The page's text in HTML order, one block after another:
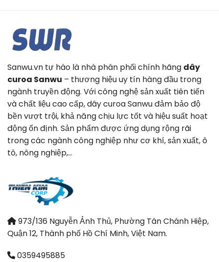
Sanwu.vn tự hào là nhà phân phối chính hãng dây
curoa Sanwu – thương hiệu uy tín hàng đầu trong
ngành truyền động. Với công nghệ sản xuất tiên tiến
và chất liệu cao cấp, dây curoa Sanwu đảm bảo độ
bền vượt trội, khả năng chịu lực tốt và hiệu suất hoạt
động ổn định. Sản phẩm được ứng dụng rộng rãi
trong các ngành công nghiệp như cơ khí, sản xuất, ô
tô, nông nghiệp,…
973/136 Nguyễn Ảnh Thủ, Phường Tân Chánh Hiệp,
Quận 12, Thành phố Hồ Chí Minh, Việt Nam.
0359495885